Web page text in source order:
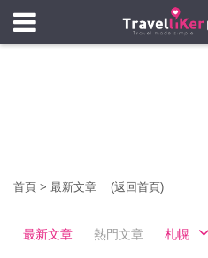
首頁 > 最新文章 (返回首頁)
最新文章 熱門文章 札幌